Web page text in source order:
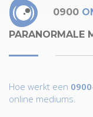
0900
PARANORMALE
Hoe werkt een 0900
online mediums.